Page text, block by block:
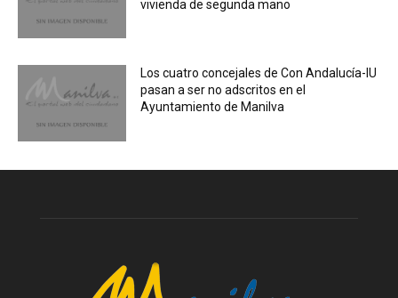
vivienda de segunda mano
Los cuatro concejales de Con Andalucía-IU
pasan a ser no adscritos en el
Ayuntamiento de Manilva